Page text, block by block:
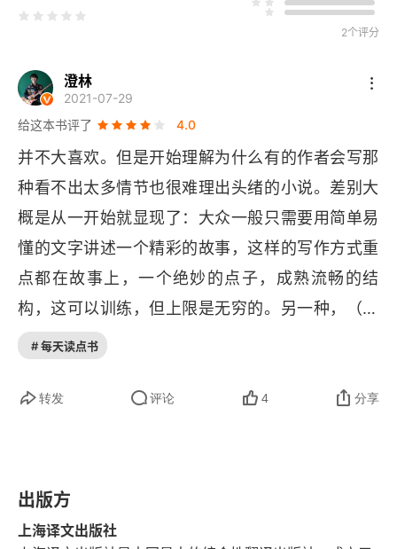
2个评分
澄林
2021-07-29
给这本书评了
4.0
并不大喜欢。但是开始理解为什么有的作者会写那
种看不出太多情节也很难理出头绪的小说。差别大
概是从一开始就显现了：大众一般只需要用简单易
懂的文字讲述一个精彩的故事，这样的写作方式重
点都在故事上，一个绝妙的点子，成熟流畅的结
构，这可以训练，但上限是无穷的。另一种，（只
是我的理解）则是尽可能在有限的文本当中兼容无
精确，而是出于对非理性的情感的理性构建，在平
超越故事的文本可能超越时间，成为不朽：去更加
基础的、普世的层面去重新阐述这个世界，这是一
# 每天读点书
转发 评论 4 分享
出版方
上海译文出版社